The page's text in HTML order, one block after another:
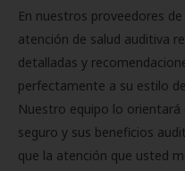
En nuestros proveedores
atención de salud auditiva
detalladas y
perfectamente a su estilo
Nuestro equipo lo
seguro y sus beneficios
que la atención que usted